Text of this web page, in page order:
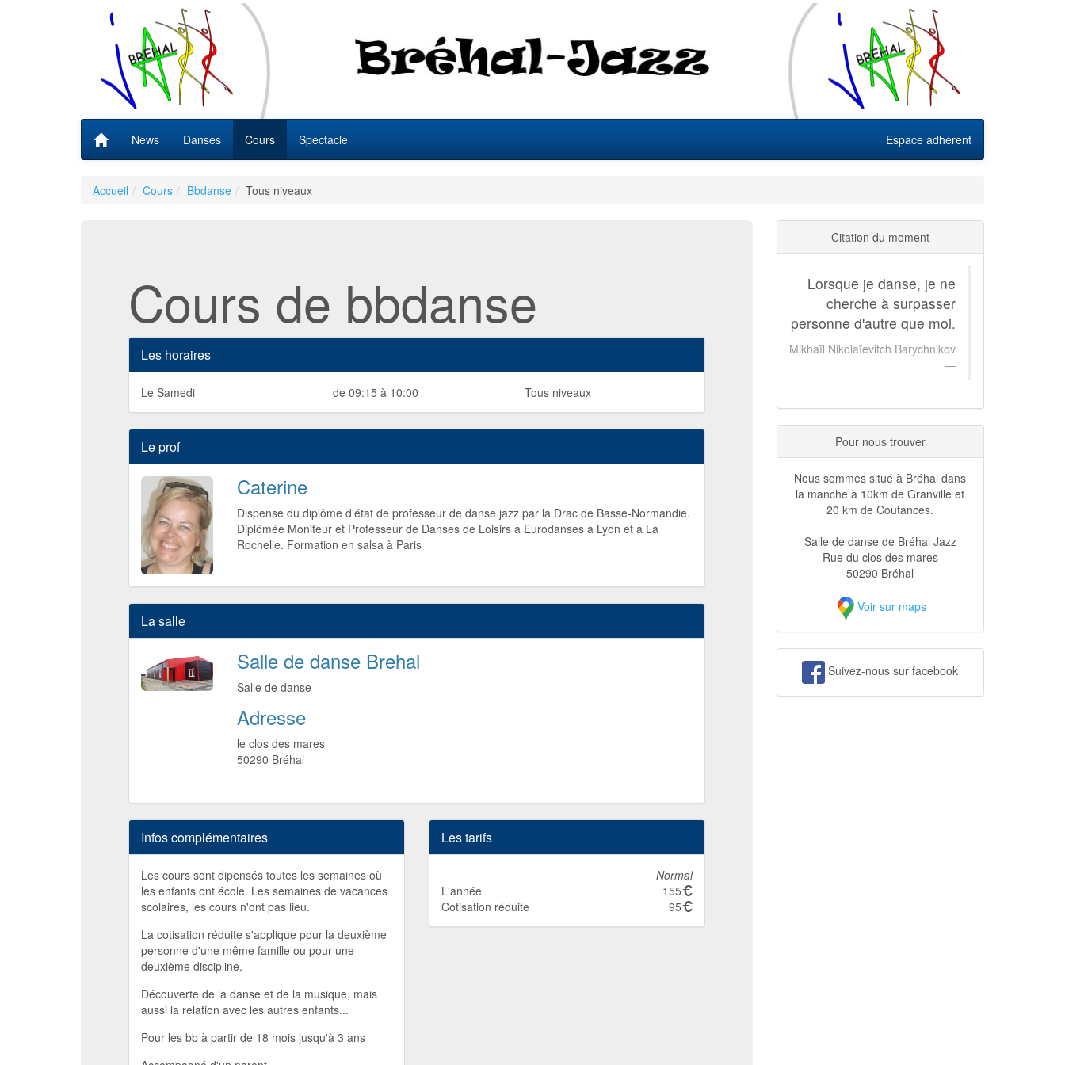
News Danses Cours Spectacle Espace adhérent
Accueil Cours Bbdanse Tous niveaux
Cours de bbdanse
Les horaires
Le Samedi de 09:15 à 10:00 Tous niveaux
Le prof
Caterine
Dispense du diplôme d'état de professeur de danse jazz par la Drac de Basse-Normandie.
Diplômée Moniteur et Professeur de Danses de Loisirs à Eurodanses à Lyon et à La
Rochelle. Formation en salsa à Paris
La salle
Salle de danse Brehal
Salle de danse
Adresse
le clos des mares
50290 Bréhal
Infos complémentaires
Les cours sont dipensés toutes les semaines où
les enfants ont école. Les semaines de vacances
scolaires, les cours n'ont pas lieu.
La cotisation réduite s'applique pour la deuxième
personne d'une même famille ou pour une
deuxième discipline.
Découverte de la danse et de la musique, mais
aussi la relation avec les autres enfants...
Pour les bb à partir de 18 mois jusqu'à 3 ans
Les tarifs
Normal
L'année
155
Cotisation réduite
95
Citation du moment
Lorsque je danse, je ne
cherche à surpasser
personne d'autre que moi.
Mikhaïl Nikolaïevitch Barychnikov
Pour nous trouver
Nous sommes situé à Bréhal dans
la manche à 10km de Granville et
20 km de Coutances.
Salle de danse de Bréhal Jazz
Rue du clos des mares
50290 Bréhal
Voir sur maps
Suivez-nous sur facebook